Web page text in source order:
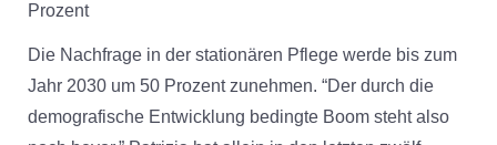
Prozent
Die Nachfrage in der stationären Pflege werde bis zum
Jahr 2030 um 50 Prozent zunehmen. “Der durch die
demografische Entwicklung bedingte Boom steht also